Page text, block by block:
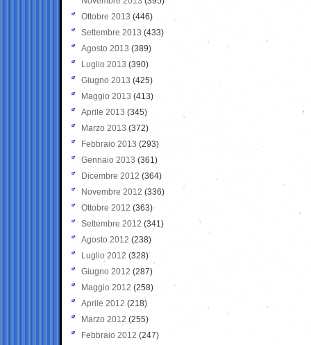
Ottobre 2013 (446)
Settembre 2013 (433)
Agosto 2013 (389)
Luglio 2013 (390)
Giugno 2013 (425)
Maggio 2013 (413)
Aprile 2013 (345)
Marzo 2013 (372)
Febbraio 2013 (293)
Gennaio 2013 (361)
Dicembre 2012 (364)
Novembre 2012 (336)
Ottobre 2012 (363)
Settembre 2012 (341)
Agosto 2012 (238)
Luglio 2012 (328)
Giugno 2012 (287)
Maggio 2012 (258)
Aprile 2012 (218)
Marzo 2012 (255)
Febbraio 2012 (247)